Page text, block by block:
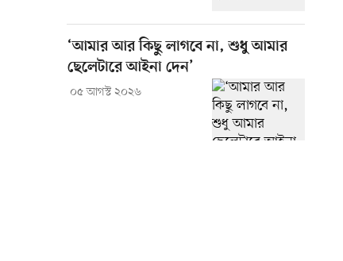
‘আমার আর কিছু লাগবে না, শুধু আমার
ছেলেটারে আইনা দেন’
০৫ আগস্ট ২০২৬